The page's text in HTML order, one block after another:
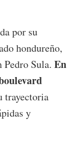
por su
hondureño,
Pedro Sula. En
trayectoria
y